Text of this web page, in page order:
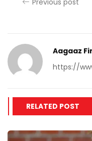
Previous post
Aagaaz
https://
RELATED POST